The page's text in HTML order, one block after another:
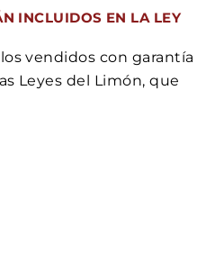
INCLUIDOS EN LA LEY
vendidos con garantía
Leyes del Limón, que